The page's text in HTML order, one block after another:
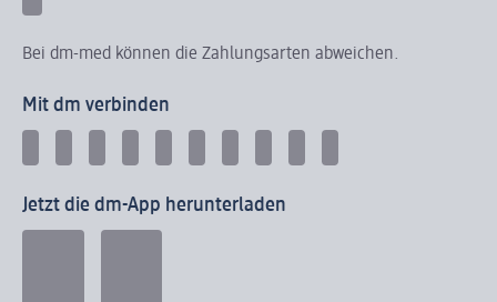
Bei dm-med können die Zahlungsarten abweichen.
Mit dm verbinden
Jetzt die dm-App herunterladen